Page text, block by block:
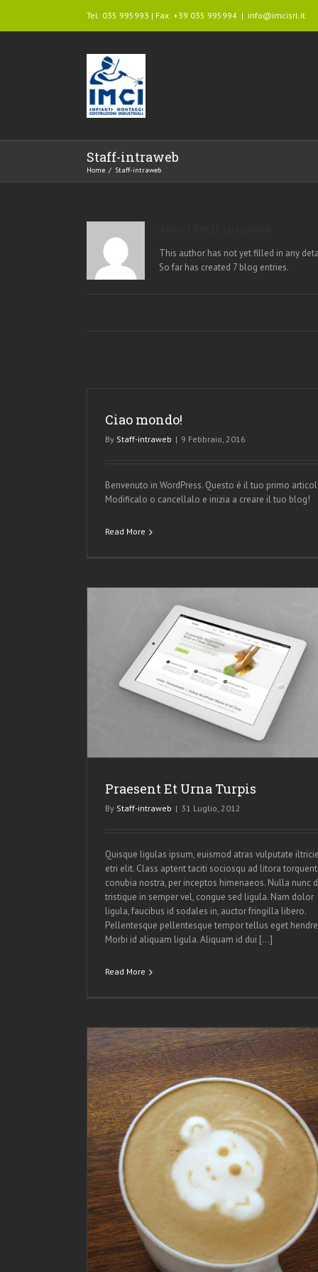
Tel: 035 995993 | Fax: +39 035 995994 | info@imcisrl.it
Staff-intraweb
Home / Staff-intraweb
This author has not yet filled in any
So far has created 7 blog entries.
Ciao mondo!
By Staff-intraweb | 9 Febbraio, 2016
Benvenuto in WordPress. Questo è il tuo primo
Modificalo o cancellalo e inizia a creare il tuo blog!
Read More
Praesent Et Urna Turpis
By Staff-intraweb | 31 Luglio, 2012
Quisque ligulas ipsum, euismod atras vulputate
etri elit. Class aptent taciti sociosqu ad litora
conubia nostra, per inceptos himenaeos. Nulla nunc
tristique in semper vel, congue sed ligula. Nam dolor
ligula, faucibus id sodales in, auctor fringilla libero.
Pellentesque pellentesque tempor tellus eget
Morbi id aliquam ligula. Aliquam id dui […]
Read More